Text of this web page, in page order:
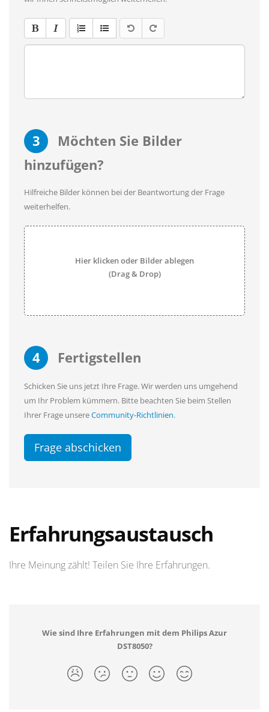
3
Möchten Sie Bilder
hinzufügen?
Hilfreiche Bilder können bei der Beantwortung der Frage
weiterhelfen.
Hier klicken oder Bilder ablegen
(Drag & Drop)
4 Fertigstellen
Schicken Sie uns jetzt Ihre Frage. Wir werden uns umgehend
um Ihr Problem kümmern. Bitte beachten Sie beim Stellen
Ihrer Frage unsereCommunity-Richtlinien.
Frage abschicken
Erfahrungsaustausch
Ihre Meinung zählt! Teilen Sie Ihre Erfahrungen.
Wie sind Ihre Erfahrungen mit dem Philips Azur
DST8050?